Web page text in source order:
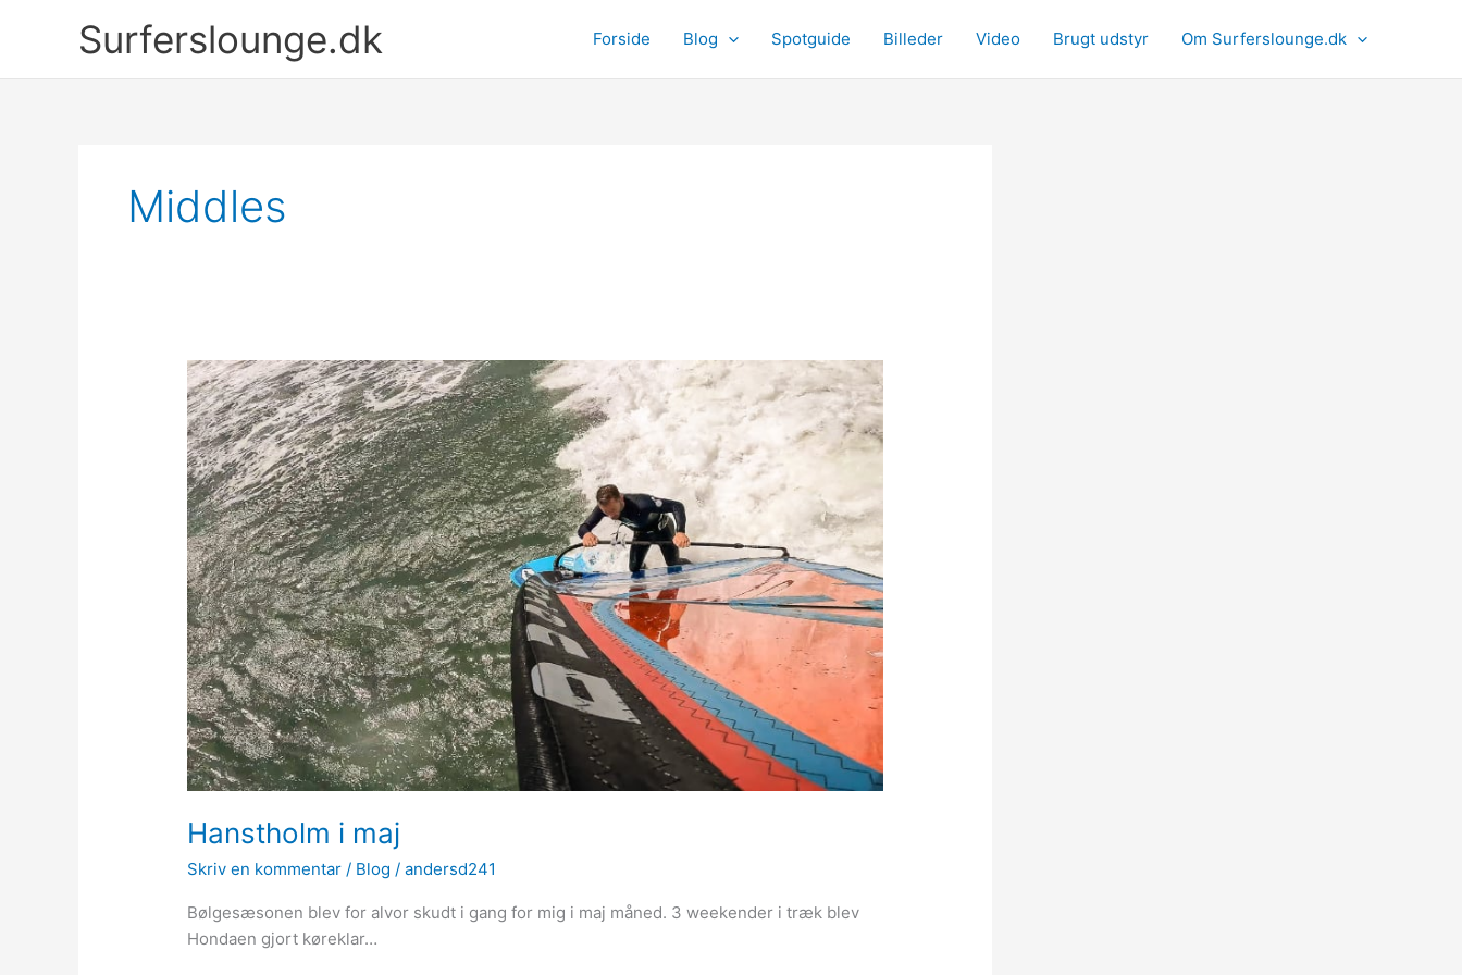
Surferslounge.dk Forside Blog Spotguide Billeder Video Brugt udstyr Om Surferslounge.dk
Middles
Hanstholm i maj
Skriv en kommentar / Blog /andersd241
Bølgesæsonen blev for alvor skudt i gang for mig i maj måned. 3 weekender i træk blev
Hondaen gjort køreklar…